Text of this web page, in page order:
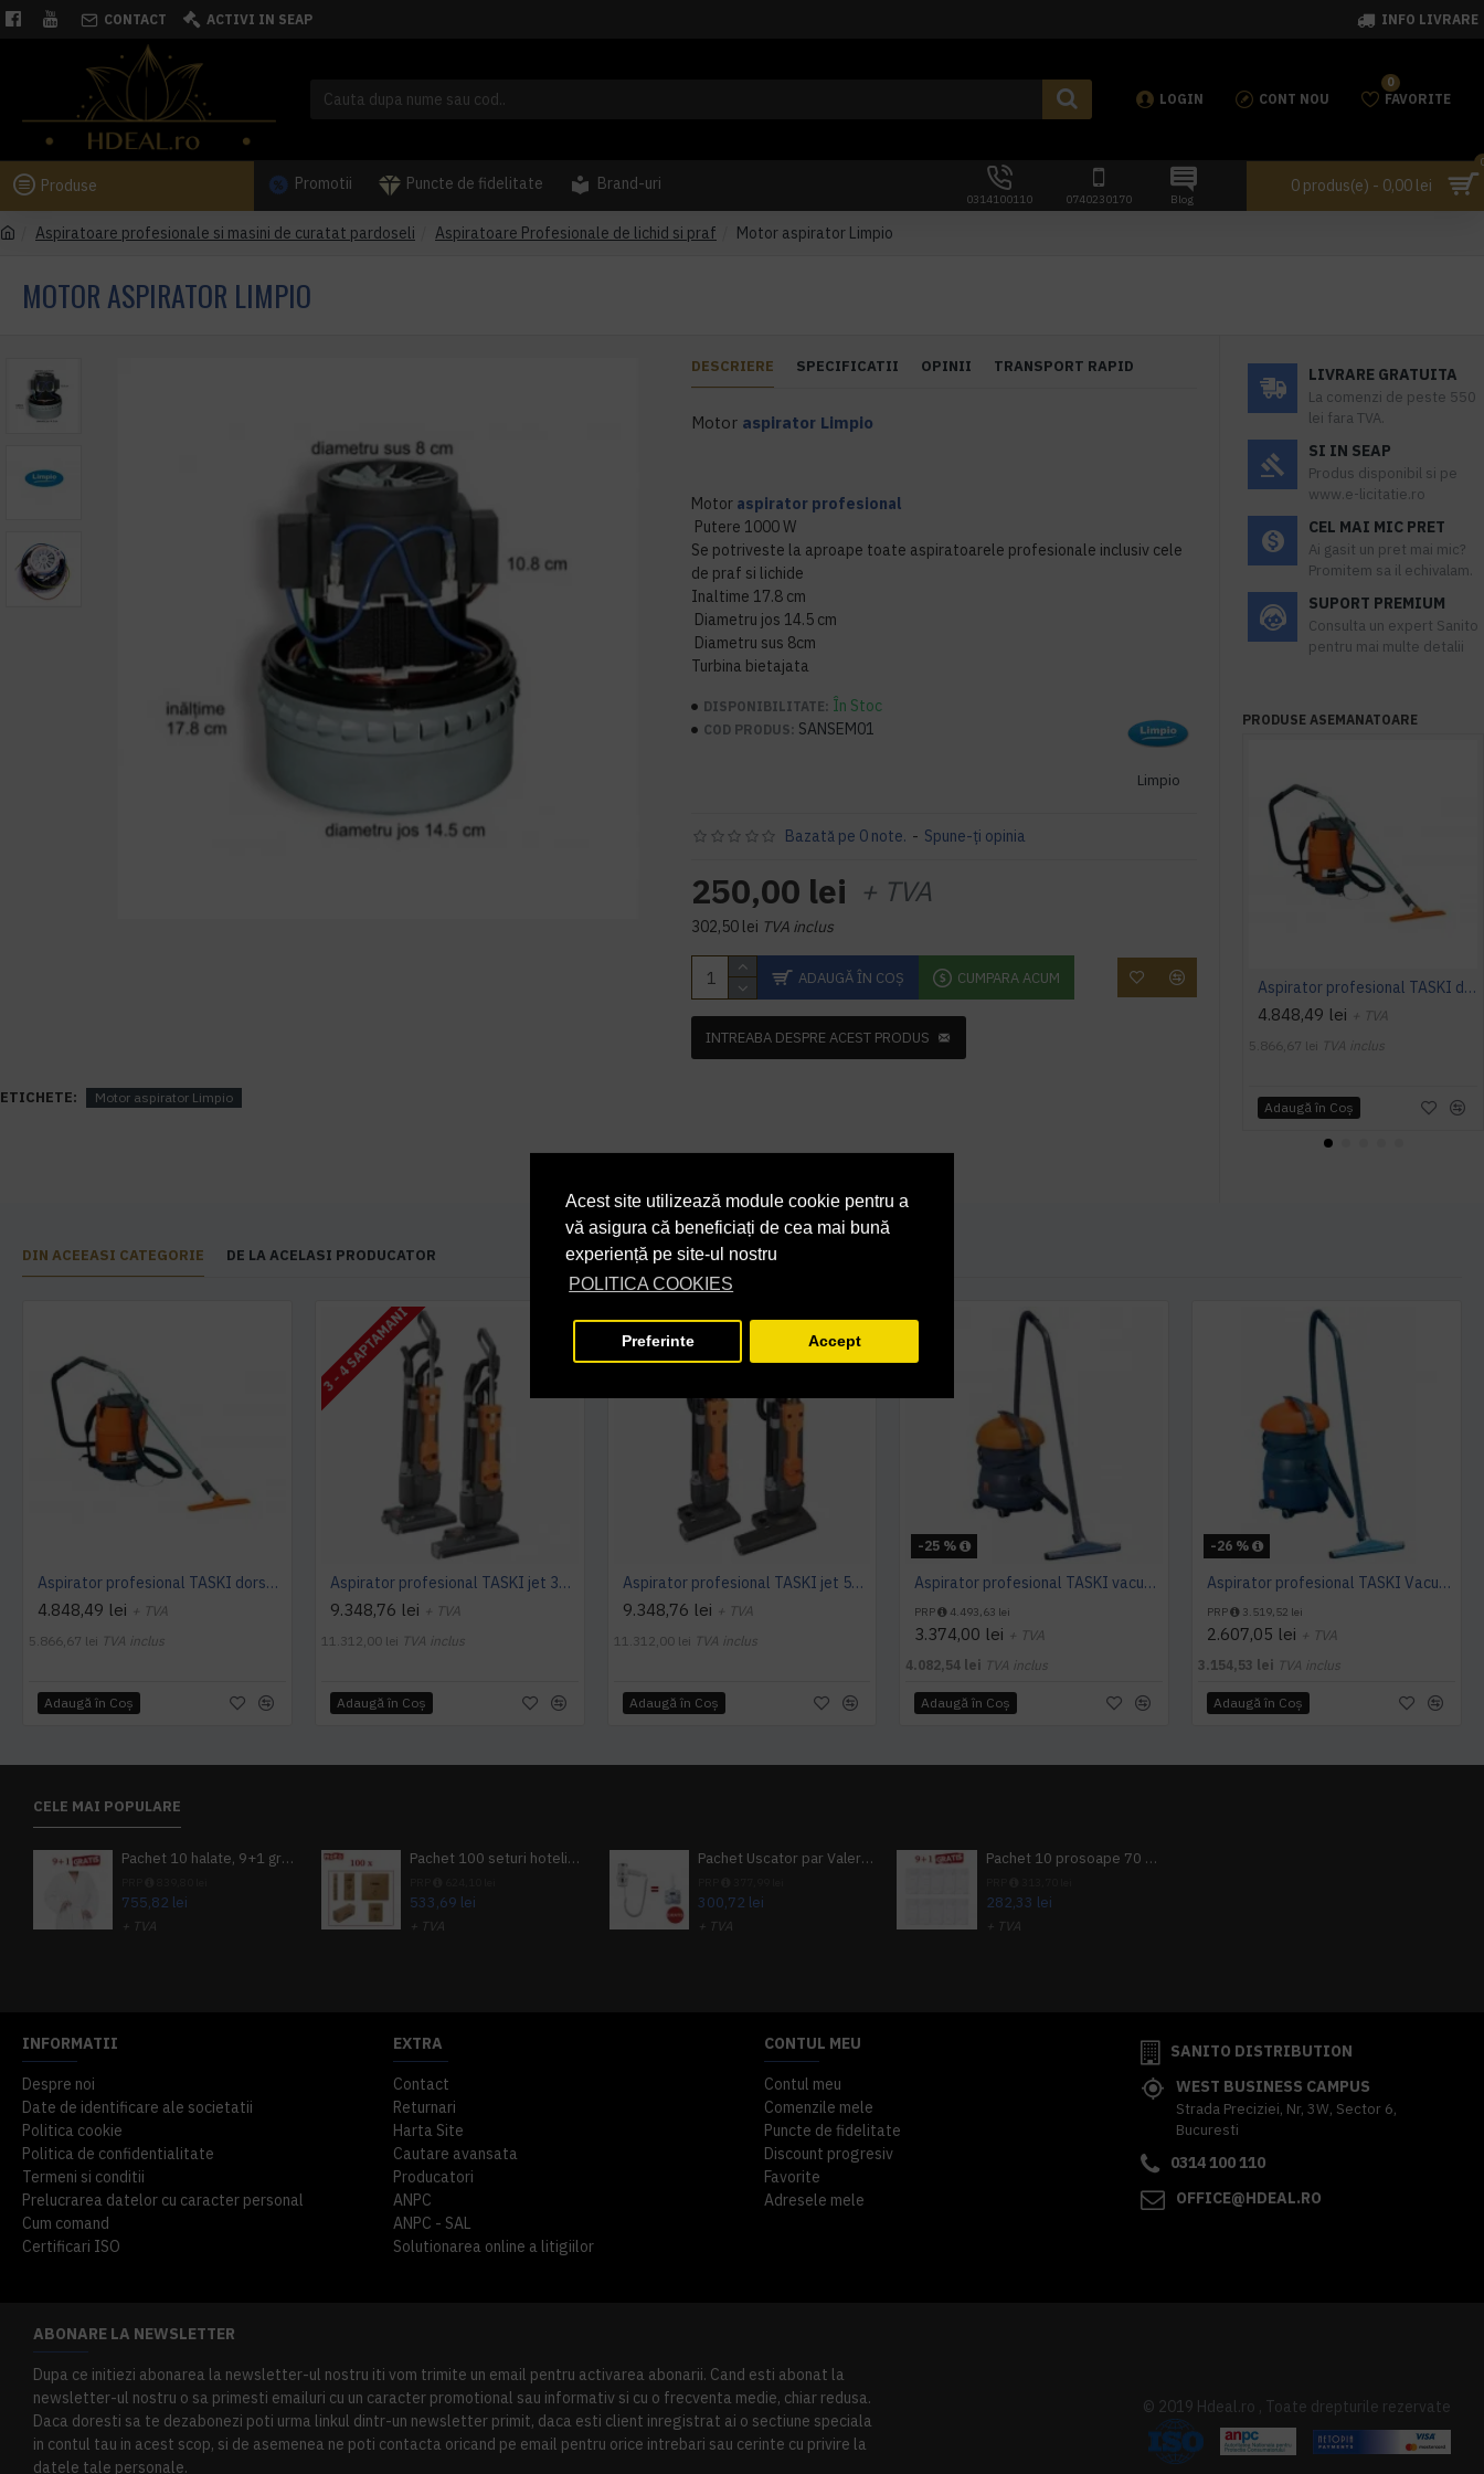
Acest site utilizează module cookie pentru a
vă asigura că beneficiați de cea mai bună
experiență pe site-ul nostru
POLITICA COOKIES
Preferinte Accept
CONTACT ACTIVI IN SEAP INFO LIVRARE
LOGIN CONT NOU FAVORITE
0
Produse Promotii Puncte de fidelitate Brand-uri
0314100110 0740230170 Blog
0 produs(e) - 0,00 lei
Aspiratoare profesionale si masini de curatat pardoseli Aspiratoare Profesionale de lichid si praf Motor aspirator Limpio
MOTOR ASPIRATOR LIMPIO
DESCRIERE SPECIFICATII OPINII TRANSPORT RAPID
Motor aspirator Limpio
Motor aspirator profesional
Putere 1000 W
Se potriveste la aproape toate aspiratoarele profesionale inclusiv cele
de praf si lichide
Inaltime 17.8 cm
Diametru jos 14.5 cm
Diametru sus 8cm
Turbina bietajata
DISPONIBILITATE: În Stoc
COD PRODUS: SANSEM01
Limpio
Bazată pe 0 note. - Spune-ţi opinia
250,00 lei + TVA
302,50 lei TVA inclus
ADAUGĂ ÎN COŞ CUMPARA ACUM
INTREABA DESPRE ACEST PRODUS
ETICHETE: Motor aspirator Limpio
LIVRARE GRATUITA
La comenzi de peste 550
lei fara TVA.
SI IN SEAP
Produs disponibil si pe
www.e-licitatie.ro
CEL MAI MIC PRET
Ai gasit un pret mai mic?
Promitem sa il echivalam.
SUPORT PREMIUM
Consulta un expert Sanito
pentru mai multe detalii
PRODUSE ASEMANATOARE
Aspirator profesional TASKI dorsalino EURO, 900 W, TASKI
4.848,49 lei + TVA
5.866,67 lei TVA inclus
Adaugă în Coş
DIN ACEEASI CATEGORIE DE LA ACELASI PRODUCATOR
Aspirator profesional TASKI dorsalino EURO, 900 W, TASKI
4.848,49 lei + TVA
5.866,67 lei TVA inclus
Adaugă în Coş
3 - 4 SAPTAMANI
Aspirator profesional TASKI jet 38 Euro, 900 W, TASKI
9.348,76 lei + TVA
11.312,00 lei TVA inclus
Adaugă în Coş
Aspirator profesional TASKI jet 50 Euro, 920 W, TASKI
9.348,76 lei + TVA
11.312,00 lei TVA inclus
Adaugă în Coş
-25 %
Aspirator profesional TASKI vacumat 12, 1000 W, TASKI
PRP 4.493,63 lei
3.374,00 lei + TVA
4.082,54 lei TVA inclus
Adaugă în Coş
-26 %
Aspirator profesional TASKI Vacumat 22, 1000 W, TASKI
PRP 3.519,52 lei
2.607,05 lei + TVA
3.154,53 lei TVA inclus
Adaugă în Coş
CELE MAI POPULARE
Pachet 10 halate, 9+1 gratuit
755,82 lei
+ TVA
Pachet 100 seturi hoteliere, set dentar, set barbierit, casca de dus, pila unghii, set cusut
533,69 lei
+ TVA
Pachet Uscator par Valera Action Super Plus + GRATUIT Sampon si gel de dus Tork
300,72 lei
+ TVA
Pachet 10 prosoape 70 x 140cm 9 + 1 gratuit
282,33 lei
+ TVA
INFORMATII
Despre noi
Date de identificare ale societatii
Politica cookie
Politica de confidentialitate
Termeni si conditii
Prelucrarea datelor cu caracter personal
Cum comand
Certificari ISO
EXTRA
Contact
Returnari
Harta Site
Cautare avansata
Producatori
ANPC
ANPC - SAL
Solutionarea online a litigiilor
CONTUL MEU
Contul meu
Comenzile mele
Puncte de fidelitate
Discount progresiv
Favorite
Adresele mele
SANITO DISTRIBUTION
WEST BUSINESS CAMPUS
Strada Preciziei, Nr, 3W, Sector 6,
Bucuresti
0314 100 110
OFFICE@HDEAL.RO
ABONARE LA NEWSLETTER
Dupa ce initiezi abonarea la newsletter-ul nostru iti vom trimite un email pentru activarea abonarii. Cand esti abonat la
newsletter-ul nostru o sa primesti emailuri cu un caracter promotional sau informativ si cu o frecventa medie, chiar redusa.
Daca doresti sa te dezabonezi poti urma linkul dintr-un newsletter primit, daca esti client inregistrat ai o sectiune speciala
in contul tau in acest scop, si de asemenea ne poti contacta oricand pe email pentru orice intrebari sau cerinte cu privire la
datele tale personale.
© 2019 Hdeal.ro , Toate drepturile rezervate